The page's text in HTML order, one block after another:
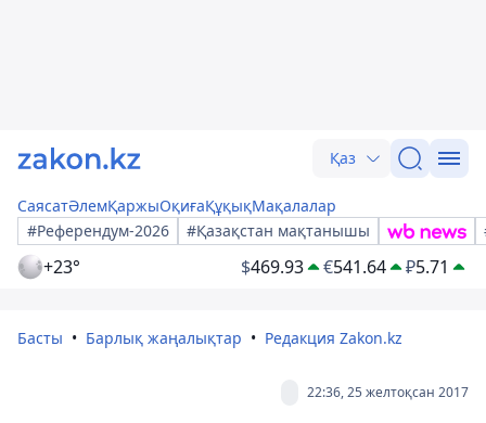
Қаз
СаясатӘлемҚаржыОқиғаҚұқықМақалалар
#Референдум-2026
#Қазақстан мақтанышы
+23° $469.93 €541.64 ₽5.71
Басты Барлық жаңалықтар Редакция Zakon.kz
22:36, 25 желтоқсан 2017